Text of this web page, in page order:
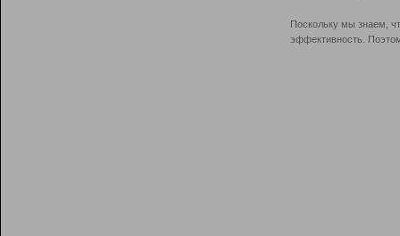
Поскольку мы знаем,
эффективность.